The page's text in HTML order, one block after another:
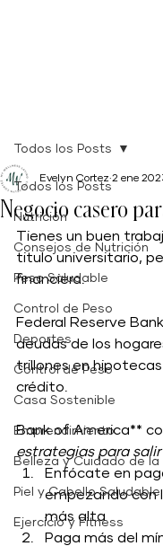
Todos los Posts
Nutrición
Consejos de Nutrición
Peso Saludable
Control de Peso
Deportes
Control de Peso
Casa Sostenible
Emprendimiento
Belleza y Cuidado de la
Piel y Cabello Saludable
Ejercicio y Fitness
Todos los Posts
Negocio casero
Evelyn Cortez 2 ene
Tienes un buen
titulo universitario,
financiera.
Federal Reserve
deudas de los
trillones en
crédito.
Bank of America**
estrategias para
Enfócate en
empezando con
más alta
Paga más del